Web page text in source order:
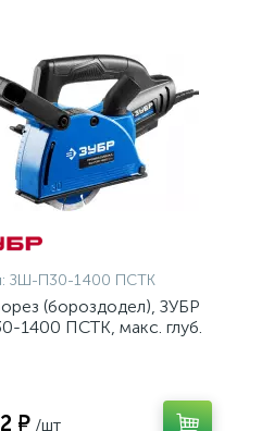
ЗШ-П30-1400 ПСТК
(бороздодел), ЗУБР
1400 ПСТК, макс. глуб.
₽ /шт